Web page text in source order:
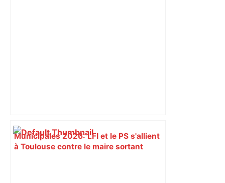
Municipales 2026: LFI et le PS s'allient
à Toulouse contre le maire sortant